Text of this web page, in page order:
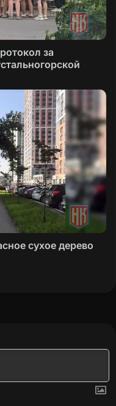
за
сухое дерево